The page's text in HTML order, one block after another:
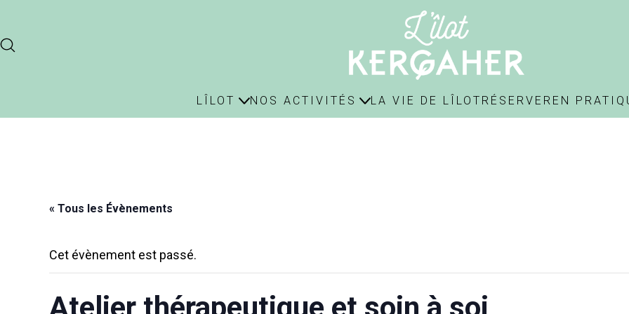
LÎLOT NOS ACTIVITÉS LA VIE DE LÎLOT RÉSERVER EN
« Tous les Évènements
Cet évènement est passé.